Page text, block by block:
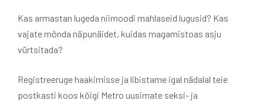
Kas armastan lugeda niimoodi mahlaseid lugusid? Kas
vajate mõnda näpunäidet, kuidas magamistoas asju
vürtsitada?
Registreeruge haakimisse ja libistame igal nädalal teie
postkasti koos kõigi Metro uusimate seksi- ja